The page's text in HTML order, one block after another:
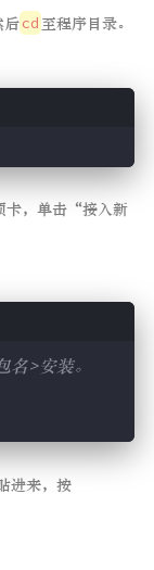
后cd 至程序目录。
卡，单击“接入新
>安装。
进来，按